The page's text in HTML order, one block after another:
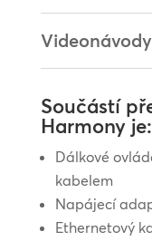
Videonávody
Součástí
Harmony je:
Dálkové
kabelem
Napájecí
Ethernetový